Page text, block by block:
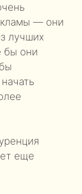
— они
лучших
бы они
еще